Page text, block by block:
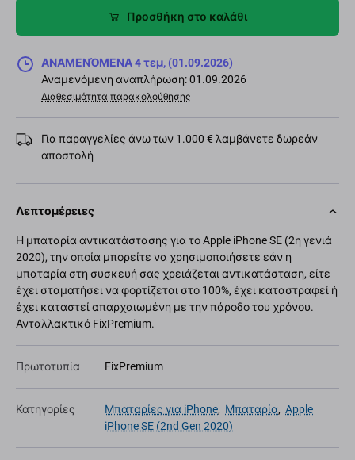
Προσθήκη στο καλάθι
ΑΝΑΜΕΝΌΜΕΝΑ 4 τεμ, (01.09.2026)
Αναμενόμενη αναπλήρωση: 01.09.2026
Διαθεσιμότητα παρακολούθησης
Για παραγγελίες άνω των 1.000 € λαμβάνετε δωρεάν
αποστολή
Λεπτομέρειες
Η μπαταρία αντικατάστασης για το Apple iPhone SE (2η γενιά
2020), την οποία μπορείτε να χρησιμοποιήσετε εάν η
μπαταρία στη συσκευή σας χρειάζεται αντικατάσταση, είτε
έχει σταματήσει να φορτίζεται στο 100%, έχει καταστραφεί ή
έχει καταστεί απαρχαιωμένη με την πάροδο του χρόνου.
Ανταλλακτικό FixPremium.
Πρωτοτυπία FixPremium
Κατηγορίες Μπαταρίες για iPhone, Μπαταρία, Apple
iPhone SE (2nd Gen 2020)